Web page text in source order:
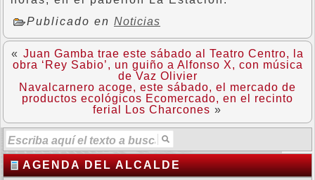
Publicado en Noticias
« Juan Gamba trae este sábado al Teatro Centro, la
obra ‘Rey Sabio’, un guiño a Alfonso X, con música
de Vaz Olivier
Navalcarnero acoge, este sábado, el mercado de
productos ecológicos Ecomercado, en el recinto
ferial Los Charcones »
AGENDA DEL ALCALDE